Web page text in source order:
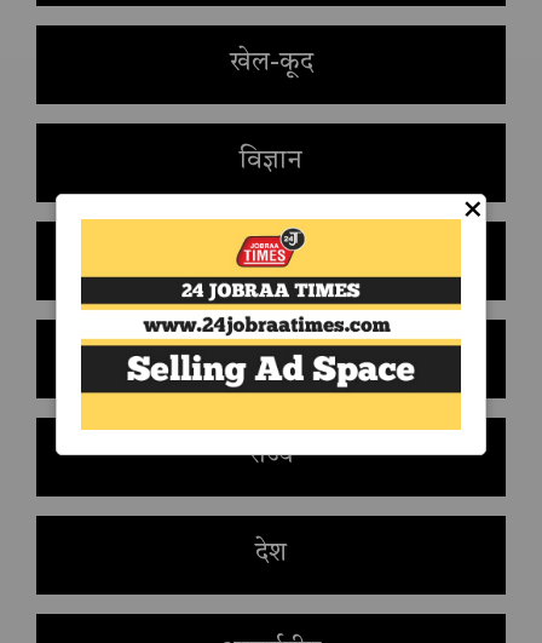
खेल-कूद
विज्ञान
मनोरंजन
हेल्थ एंड फिटनेस
राज्य
देश
×